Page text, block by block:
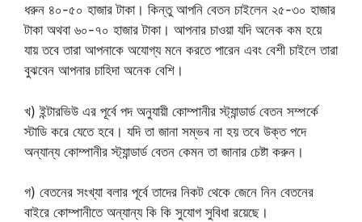
ধরুন ৪০-৫০ হাজার টাকা। কিন্তু আপনি বেতন চাইলেন ২৫-৩০ হাজার
টাকা অথবা ৬০-৭০ হাজার টাকা। আপনার চাওয়া যদি অনেক কম হয়ে
যায় তবে তারা আপনাকে অযোগ্য মনে করতে পারেন এবং বেশী চাইলে তারা
বুঝবেন আপনার চাহিদা অনেক বেশি।
খ) ইন্টারভিউ এর পূর্বে পদ অনুযায়ী কোম্পানীর স্ট্যান্ডার্ড বেতন সম্পর্কে
স্টাডি করে যেতে হবে। যদি তা জানা সম্ভব না হয় তবে উক্ত পদে
অন্যান্য কোম্পানীর স্ট্যান্ডার্ড বেতন কেমন তা জানার চেষ্টা করুন।
গ) বেতনের সংখ্যা বলার পূর্বে তাদের নিকট থেকে জেনে নিন বেতনের
বাইরে কোম্পানীতে অন্যান্য কি কি সুযোগ সুবিধা রয়েছে।